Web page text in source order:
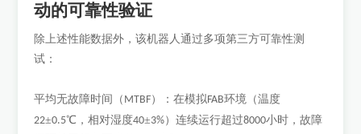
动的可靠性验证
除上述性能数据外，该机器人通过多项第三方可靠性测
试：
平均无故障时间（ MTBF）：在模拟FAB环境（温度
22±0.5℃，相对湿度40±3%）连续运行超过8000小时，故障